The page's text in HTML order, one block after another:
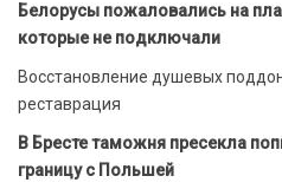
Белорусы пожаловались на
которые не подключали
Восстановление душевых
реставрация
В Бресте таможня пресекла
границу с Польшей